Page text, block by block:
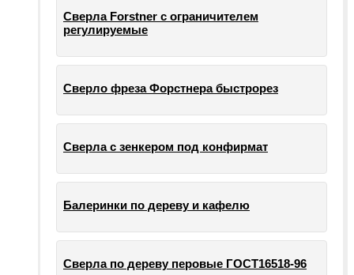
Сверла Forstner с ограничителем
регулируемые
Сверло фреза Форстнера быстрорез
Сверла с зенкером под конфирмат
Балеринки по дереву и кафелю
Сверла по дереву перовые ГОСТ16518-96